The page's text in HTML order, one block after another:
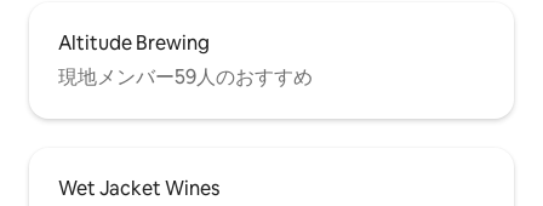
Altitude Brewing
現地メンバー59人のおすすめ
Wet Jacket Wines